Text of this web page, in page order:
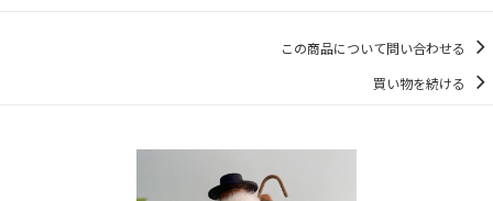
この商品について問い合わせる
買い物を続ける